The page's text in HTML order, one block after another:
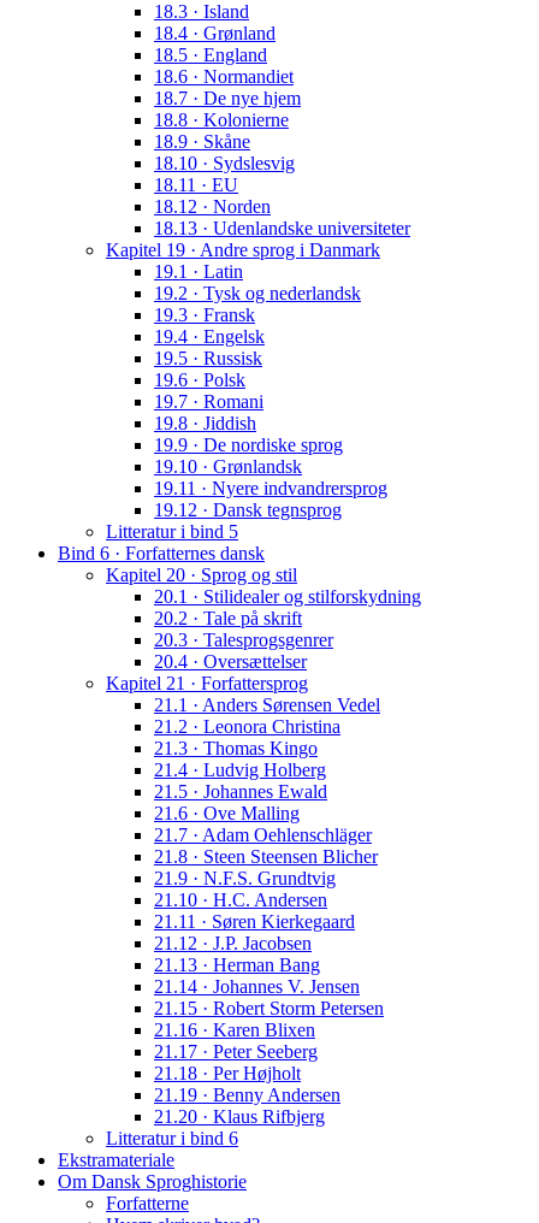
18.3 · Island
18.4 · Grønland
18.5 · England
18.6 · Normandiet
18.7 · De nye hjem
18.8 · Kolonierne
18.9 · Skåne
18.10 · Sydslesvig
18.11 · EU
18.12 · Norden
18.13 · Udenlandske universiteter
Kapitel 19 · Andre sprog i Danmark
19.1 · Latin
19.2 · Tysk og nederlandsk
19.3 · Fransk
19.4 · Engelsk
19.5 · Russisk
19.6 · Polsk
19.7 · Romani
19.8 · Jiddish
19.9 · De nordiske sprog
19.10 · Grønlandsk
19.11 · Nyere indvandrersprog
19.12 · Dansk tegnsprog
Litteratur i bind 5
Bind 6 · Forfatternes dansk
Kapitel 20 · Sprog og stil
20.1 · Stilidealer og stilforskydning
20.2 · Tale på skrift
20.3 · Talesprogsgenrer
20.4 · Oversættelser
Kapitel 21 · Forfattersprog
21.1 · Anders Sørensen Vedel
21.2 · Leonora Christina
21.3 · Thomas Kingo
21.4 · Ludvig Holberg
21.5 · Johannes Ewald
21.6 · Ove Malling
21.7 · Adam Oehlenschläger
21.8 · Steen Steensen Blicher
21.9 · N.F.S. Grundtvig
21.10 · H.C. Andersen
21.11 · Søren Kierkegaard
21.12 · J.P. Jacobsen
21.13 · Herman Bang
21.14 · Johannes V. Jensen
21.15 · Robert Storm Petersen
21.16 · Karen Blixen
21.17 · Peter Seeberg
21.18 · Per Højholt
21.19 · Benny Andersen
21.20 · Klaus Rifbjerg
Litteratur i bind 6
Ekstramateriale
Om Dansk Sproghistorie
Forfatterne